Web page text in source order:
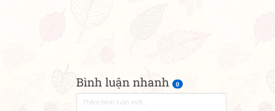
Bình luận nhanh 0